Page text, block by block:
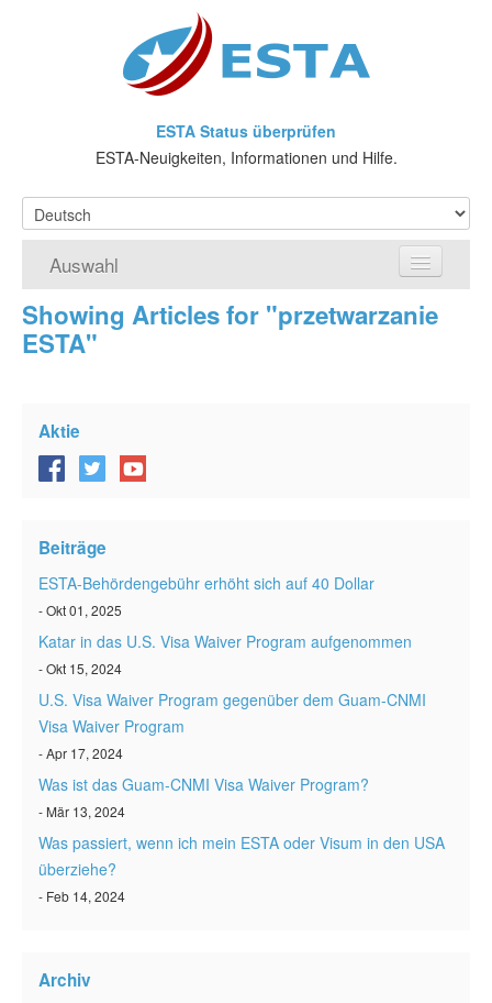
ESTA Status überprüfen
ESTA-Neuigkeiten, Informationen und Hilfe.
Auswahl
Home
VWP
ESTA Artikel
Kontakt
Showing Articles for "przetwarzanie
ESTA"
Aktie
Beiträge
ESTA-Behördengebühr erhöht sich auf 40 Dollar
- Okt 01, 2025
Katar in das U.S. Visa Waiver Program aufgenommen
- Okt 15, 2024
U.S. Visa Waiver Program gegenüber dem Guam-CNMI
Visa Waiver Program
- Apr 17, 2024
Was ist das Guam-CNMI Visa Waiver Program?
- Mär 13, 2024
Was passiert, wenn ich mein ESTA oder Visum in den USA
überziehe?
- Feb 14, 2024
Archiv